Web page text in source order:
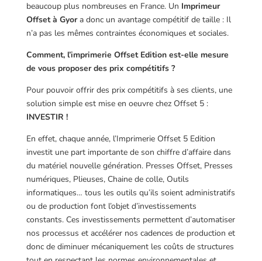
beaucoup plus nombreuses en France. Un Imprimeur
Offset à Gyora donc un avantage compétitif de taille : Il
n’a pas les mêmes contraintes économiques et sociales.
Comment, l’imprimerie Offset Edition est-elle mesure
de vous proposer des prix compétitifs ?
Pour pouvoir offrir des prix compétitifs à ses clients, une
solution simple est mise en oeuvre chez Offset 5 :
INVESTIR !
En effet, chaque année, l’Imprimerie Offset 5 Edition
investit une part importante de son chiffre d’affaire dans
du matériel nouvelle génération. Presses Offset, Presses
numériques, Plieuses, Chaine de colle, Outils
informatiques… tous les outils qu’ils soient administratifs
ou de production font l’objet d’investissements
constants. Ces investissements permettent d’automatiser
nos processus et accélérer nos cadences de production et
donc de diminuer mécaniquement les coûts de structures